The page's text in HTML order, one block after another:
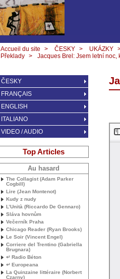
Accueil du site > ČESKY > UKÁZKY
Překlady > Jacques Brel: Jsem letní noc,
ČESKY
FRANÇAIS
ENGLISH
ITALIANO
VIDEO / AUDIO
Top Articles
Au hasard
The Collagist (Adam Parker
Cogbill)
Lire (Jean Montenot)
Kudy z nudy
L’Unità (Riccardo De Gennaro)
Sláva hovnům
Večerník Praha
Chicago Reader (Ryan Brooks)
Le Soir (Vincent Engel)
Corriere del Trentino (Gabriella
Brugnara)
↵ Radio Béton
↵ Europeana
La Quinzaine littéraire (Norbert
Czarny)